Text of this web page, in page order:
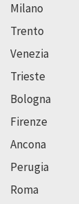
Milano
Trento
Venezia
Trieste
Bologna
Firenze
Ancona
Perugia
Roma